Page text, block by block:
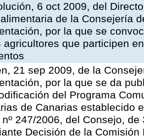
6 oct 2009, del
de la Consejería
por la que se
agricultores que participen
21 sep 2009, de la
por la que se da
del Programa
de Canarias establecido
nº 247/2006, del Consejo,
Decisión de la